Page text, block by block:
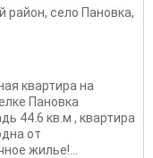
район, село Пановка,
квартира на
Пановка
44.6 кв.м , квартира
от
жилье!...